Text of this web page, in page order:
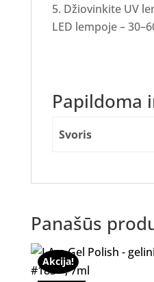
Džiovinkite UV
LED lempoje –
Papildoma
Svoris
Panašūs
Akcija!